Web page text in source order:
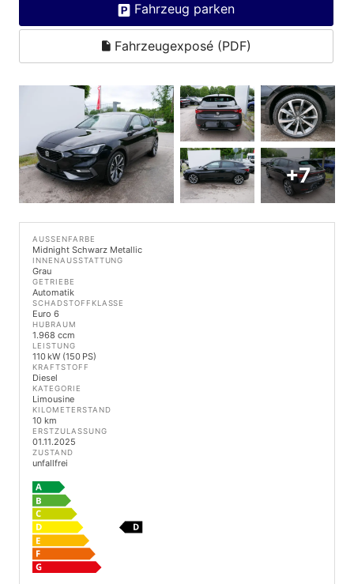
Fahrzeug parken
Fahrzeugexposé (PDF)
+7
AUSSENFARBE
Midnight Schwarz Metallic
INNENAUSSTATTUNG
Grau
GETRIEBE
Automatik
SCHADSTOFFKLASSE
Euro 6
HUBRAUM
1.968 ccm
LEISTUNG
110 kW (150 PS)
KRAFTSTOFF
Diesel
KATEGORIE
Limousine
KILOMETERSTAND
10 km
ERSTZULASSUNG
01.11.2025
ZUSTAND
unfallfrei